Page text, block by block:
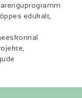
edukalt,